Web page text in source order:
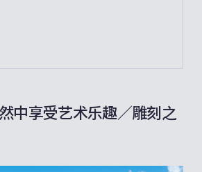
中享受艺术乐趣／雕刻之